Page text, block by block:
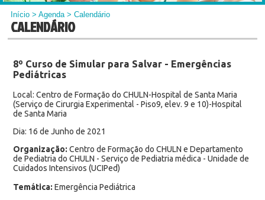
Início >Agenda> Calendário
CALENDÁRIO
8º Curso de Simular para Salvar - Emergências
Pediátricas
Local: Centro de Formação do CHULN-Hospital de Santa Maria
(Serviço de Cirurgia Experimental - Piso9, elev. 9 e 10)-Hospital
de Santa Maria
Dia: 16 de Junho de 2021
Organização: Centro de Formação do CHULN e Departamento
de Pediatria do CHULN - Serviço de Pediatria médica - Unidade de
Cuidados Intensivos (UCIPed)
Temática: Emergência Pediátrica